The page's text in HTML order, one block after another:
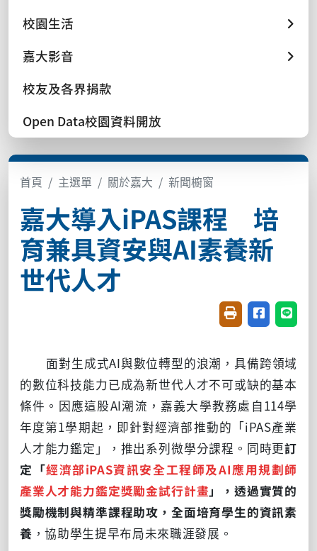
校園生活
嘉大影音
校友及各界捐款
Open Data校園資料開放
首頁 主選單 關於嘉大 新聞櫥窗
嘉大導入iPAS課程 培
育兼具資安與AI素養新
世代人才
友善列印(開新視
分享至臉書
分享
面對生成式AI與數位轉型的浪潮，具備跨領域
的數位科技能力已成為新世代人才不可或缺的基本
條件。因應這股AI潮流，嘉義大學教務處自114學
年度第1學期起，即針對經濟部推動的「iPAS產業
人才能力鑑定」，推出系列微學分課程。同時更訂
定「經濟部iPAS資訊安全工程師及AI應用規劃師
產業人才能力鑑定獎勵金試行計畫 」，透過實質的
獎勵機制與精準課程助攻，全面培育學生的資訊素
養 ，協助學生提早布局未來職涯發展。